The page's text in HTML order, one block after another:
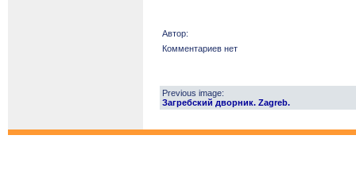
Автор:
Комментариев нет
Previous image:
Загребский дворник. Zagreb.